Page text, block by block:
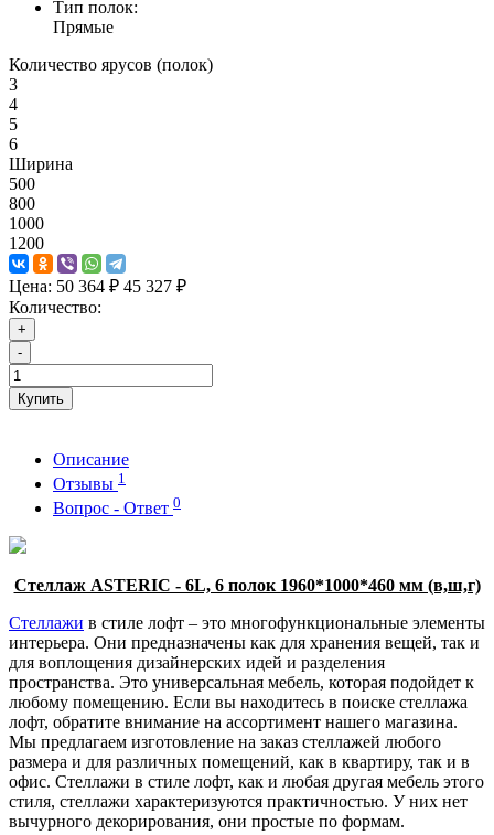
Тип полок:
Прямые
Количество ярусов (полок)
3
4
5
6
Ширина
500
800
1000
1200
Цена: 50 364 ₽ 45 327 ₽
Количество:
+
-
Купить
Описание
Отзывы 1
Вопрос - Ответ 0
Стеллаж ASTERIC - 6L, 6 полок 1960*1000*460 мм (в,ш,г)
Стеллажи в стиле лофт – это многофункциональные элементы
интерьера. Они предназначены как для хранения вещей, так и
для воплощения дизайнерских идей и разделения
пространства. Это универсальная мебель, которая подойдет к
любому помещению. Если вы находитесь в поиске стеллажа
лофт, обратите внимание на ассортимент нашего магазина.
Мы предлагаем изготовление на заказ стеллажей любого
размера и для различных помещений, как в квартиру, так и в
офис. Стеллажи в стиле лофт, как и любая другая мебель этого
стиля, стеллажи характеризуются практичностью. У них нет
вычурного декорирования, они простые по формам.